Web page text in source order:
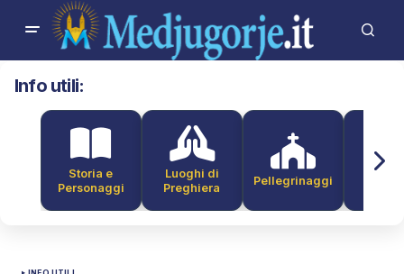
Info utili:
Storia e
Personaggi
Luoghi di
Preghiera
Pellegrinaggi